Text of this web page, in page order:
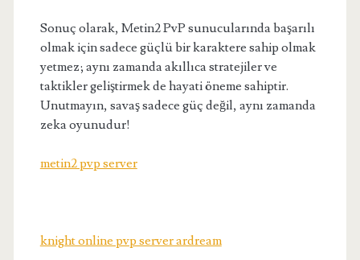
Sonuç olarak, Metin2 PvP sunucularında başarılı
olmak için sadece güçlü bir karaktere sahip olmak
yetmez; aynı zamanda akıllıca stratejiler ve
taktikler geliştirmek de hayati öneme sahiptir.
Unutmayın, savaş sadece güç değil, aynı zamanda
zeka oyunudur!
metin2 pvp server
knight online pvp server ardream